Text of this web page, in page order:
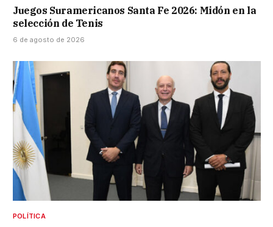
Juegos Suramericanos Santa Fe 2026: Midón en la
selección de Tenis
6 de agosto de 2026
POLÍTICA